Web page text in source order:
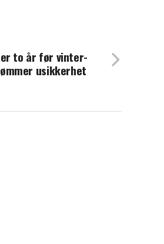
to år før vinter-
usikkerhet